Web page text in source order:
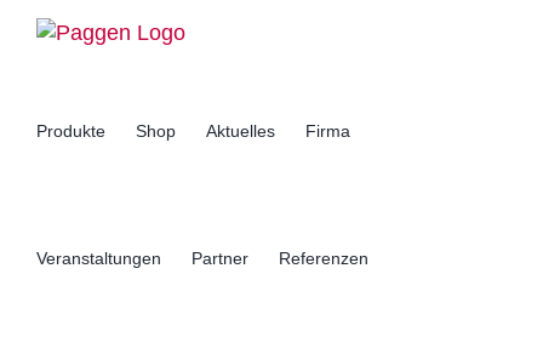
Zum
Inhalt
Produkte Shop Aktuelles Firma
Veranstaltungen Partner Referenzen